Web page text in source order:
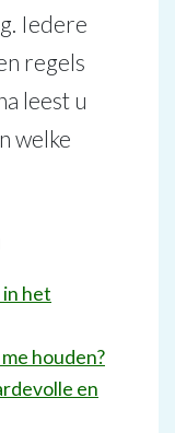
Iedere
regels
leest u
welke
het
houden?
en